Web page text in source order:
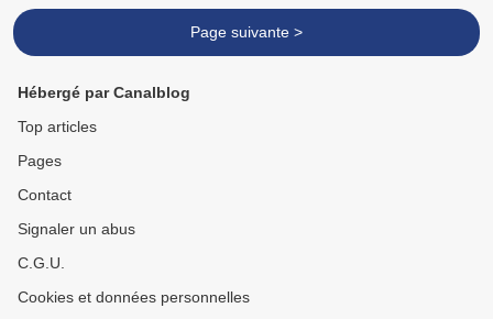
Page suivante >
Hébergé par Canalblog
Top articles
Pages
Contact
Signaler un abus
C.G.U.
Cookies et données personnelles